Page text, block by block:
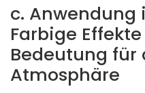
c. Anwendung
Farbige
Bedeutung
Atmosphäre